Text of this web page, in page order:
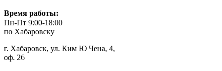
Время работы:
Пн-Пт 9:00-18:00
по Хабаровску
г. Хабаровск, ул. Ким Ю Чена, 4,
оф. 26